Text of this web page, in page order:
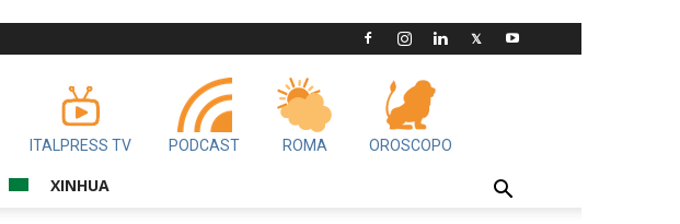
ITALPRESS TV PODCAST ROMA OROSCOPO
XINHUA